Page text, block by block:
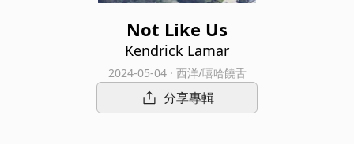
Not Like Us
Kendrick Lamar
2024-05-04 · 西洋/嘻哈饒舌
分享專輯